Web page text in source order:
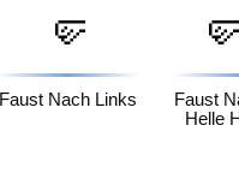
🤛
Faust Nach Links
Faust
Helle